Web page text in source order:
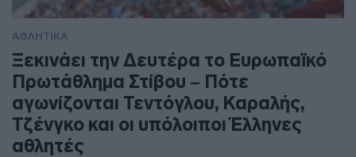
ΑΘΛΗΤΙΚΑ
Ξεκινάει την Δευτέρα το Ευρωπαϊκό
Πρωτάθλημα Στίβου – Πότε
αγωνίζονται Τεντόγλου, Καραλής,
Τζένγκο και οι υπόλοιποι Έλληνες
αθλητές